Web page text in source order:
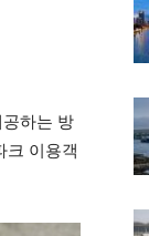
하는 방
크 이용객